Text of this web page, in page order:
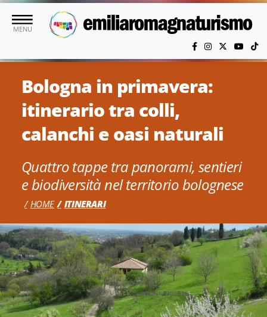
Vai al contenuto principale
MENU
Bologna in primavera:
itinerario tra colli,
calanchi e oasi naturali
Quattro tappe tra panorami, sentieri
e biodiversità nel territorio bolognese
HOME ITINERARI